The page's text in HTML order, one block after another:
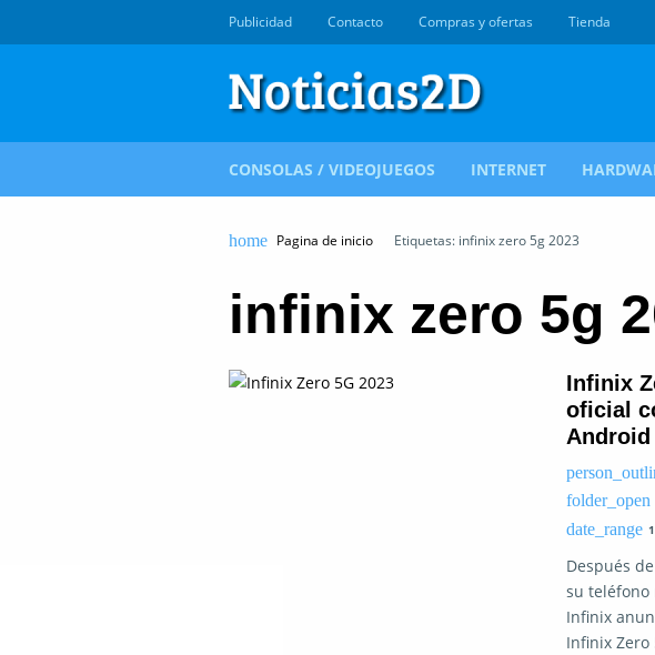
Publicidad Contacto Compras y ofertas Tienda
CONSOLAS / VIDEOJUEGOS INTERNET
Pagina de inicio Etiquetas: infinix zero 5g 2023
infinix zero 5g
Infinix
oficial
Android
Después
su teléfono
Infinix
Infinix Zero